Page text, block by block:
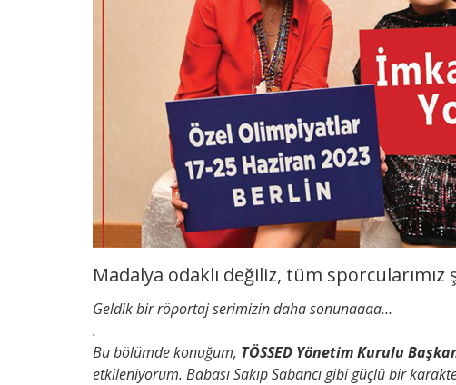
Madalya odaklı değiliz, tüm sporcularımız
Geldik bir röportaj serimizin daha sonunaaaa…
.
Bu bölümde konuğum, TÖSSED Yönetim Kurulu
etkileniyorum. Babası Sakıp Sabancı gibi güçlü bir